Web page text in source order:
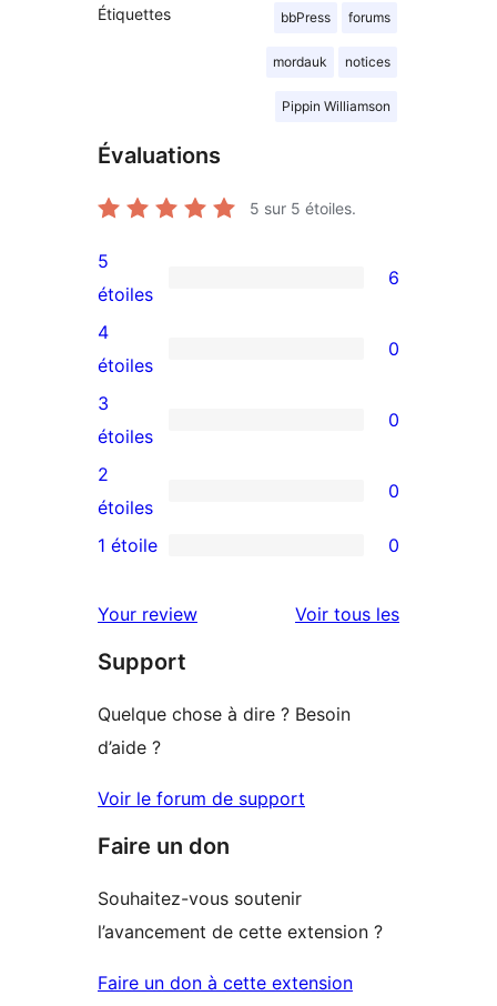
Étiquettes bbPress forums
mordauk notices
Pippin Williamson
Évaluations
5 sur 5 étoiles.
6
avis
à
5
étoiles
5
étoiles
6
0
avis
à
4
étoile
4
étoiles
0
0
avis
à
3
3
étoiles
0
0
avis
2
2
étoiles
0
à
1
1 étoile 0
Your review Voir tous lesavis
Support
Quelque chose à dire ? Besoin
d’aide ?
Voir le forum de support
Faire un don
Souhaitez-vous soutenir
l’avancement de cette extension ?
Faire un don à cette extension